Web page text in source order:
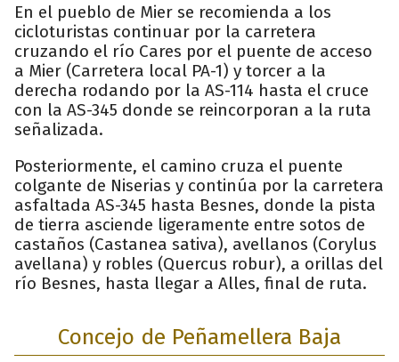
En el pueblo de Mier se recomienda a los
cicloturistas continuar por la carretera
cruzando el río Cares por el puente de acceso
a Mier (Carretera local PA-1) y torcer a la
derecha rodando por la AS-114 hasta el cruce
con la AS-345 donde se reincorporan a la ruta
señalizada.
Posteriormente, el camino cruza el puente
colgante de Niserias y continúa por la carretera
asfaltada AS-345 hasta Besnes, donde la pista
de tierra asciende ligeramente entre sotos de
castaños (Castanea sativa), avellanos (Corylus
avellana) y robles (Quercus robur), a orillas del
río Besnes, hasta llegar a Alles, final de ruta.
Concejo de Peñamellera Baja